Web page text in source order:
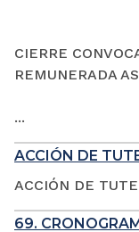
CIERRE
REMUNERADA
...
ACCIÓN DE
ACCIÓN DE
69.